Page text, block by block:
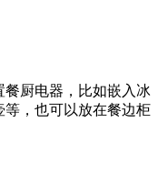
厨电器，比如嵌入冰
，也可以放在餐边柜